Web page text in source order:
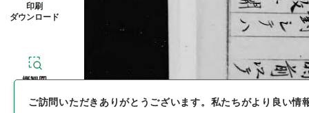
印刷
ダウンロード
概観図
ご訪問いただきありがとうございます。 私たちがより良い情